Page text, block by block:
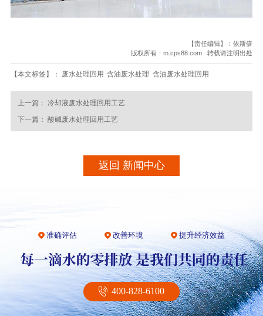
【责任编辑】：依斯倍
版权所有：m.cps88.com 转载请注明出处
【本文标签】： 废水处理回用 含油废水处理 含油废水处理回用
上一篇： 冷却液废水处理回用工艺
下一篇： 酸碱废水处理回用工艺
返回 新闻中心
准确评估 改善环境 提升经济效益
400-828-6100